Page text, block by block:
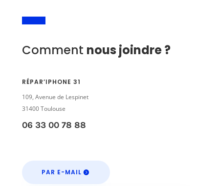
Comment nous joindre ?
RÉPAR’IPHONE 31
109, Avenue de Lespinet
31400 Toulouse
06 33 00 78 88
PAR E-MAIL